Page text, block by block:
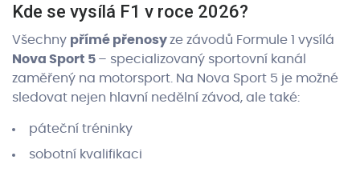
Kde se vysílá F1 v roce 2026?
Všechny přímé přenosyze závodů Formule 1 vysílá
Nova Sport 5 – specializovaný sportovní kanál
zaměřený na motorsport. Na Nova Sport 5 je možné
sledovat nejen hlavní nedělní závod, ale také:
páteční tréninky
sobotní kvalifikaci